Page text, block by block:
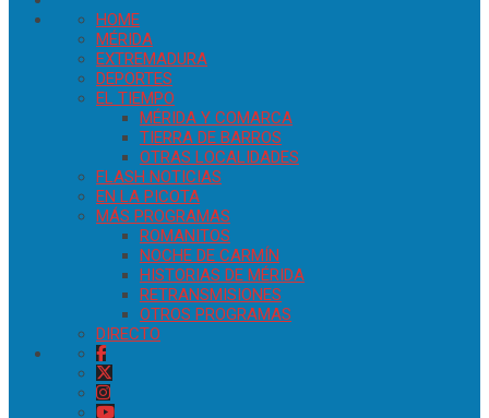
HOME
MÉRIDA
EXTREMADURA
DEPORTES
EL TIEMPO
MÉRIDA Y COMARCA
TIERRA DE BARROS
OTRAS LOCALIDADES
FLASH NOTICIAS
EN LA PICOTA
MÁS PROGRAMAS
ROMANITOS
NOCHE DE CARMÍN
HISTORIAS DE MÉRIDA
RETRANSMISIONES
OTROS PROGRAMAS
DIRECTO